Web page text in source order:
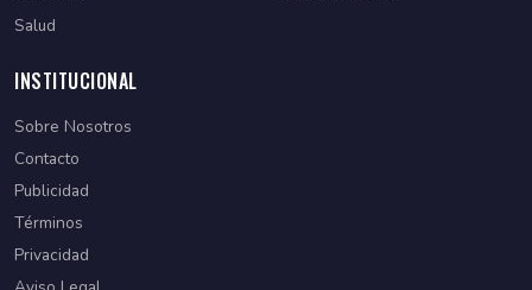
Salud
INSTITUCIONAL
Sobre Nosotros
Contacto
Publicidad
Términos
Privacidad